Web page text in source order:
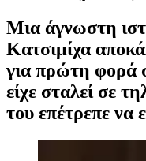
Μια άγνωστη
Κατσιμίχα
για πρώτη φορά
είχε σταλεί σε
του επέτρεπε να